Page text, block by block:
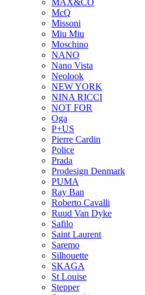
MAX&CO
McQ
Missoni
Miu Miu
Moschino
NANO
Nano Vista
Neolook
NEW YORK
NINA RICCI
NOT FOR
Oga
P+US
Pierre Cardin
Police
Prada
Prodesign Denmark
PUMA
Ray Ban
Roberto Cavalli
Ruud Van Dyke
Safilo
Saint Laurent
Saremo
Silhouette
SKAGA
St Louise
Stepper